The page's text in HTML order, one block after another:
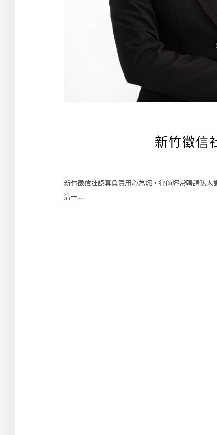
新竹徵信
新竹徵信社認真負責用心為您‎，律師經常聘請私
清一 …